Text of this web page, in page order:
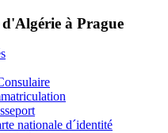
d'Algérie à Prague
nationale d´identité